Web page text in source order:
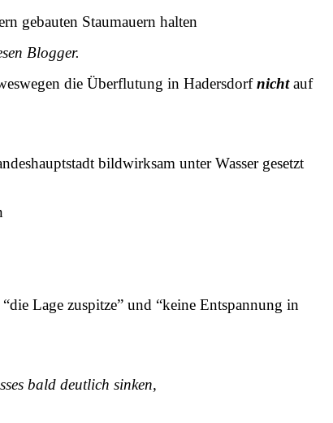
gebauten Staumauern halten
Blogger.
die Überflutung in Hadersdorfnichtauf
bildwirksam unter Wasser gesetzt
Lage zuspitze” und “keine Entspannung in
bald deutlich sinken,